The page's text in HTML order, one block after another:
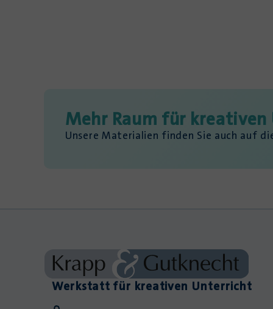
Mehr Raum für
Unsere Materialien finden Sie auch auf
Werkstatt für kreativen Unterricht